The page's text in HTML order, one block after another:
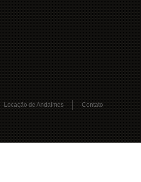
Locação de Andaimes Contato